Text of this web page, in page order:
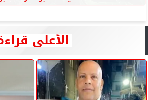
الأعلى